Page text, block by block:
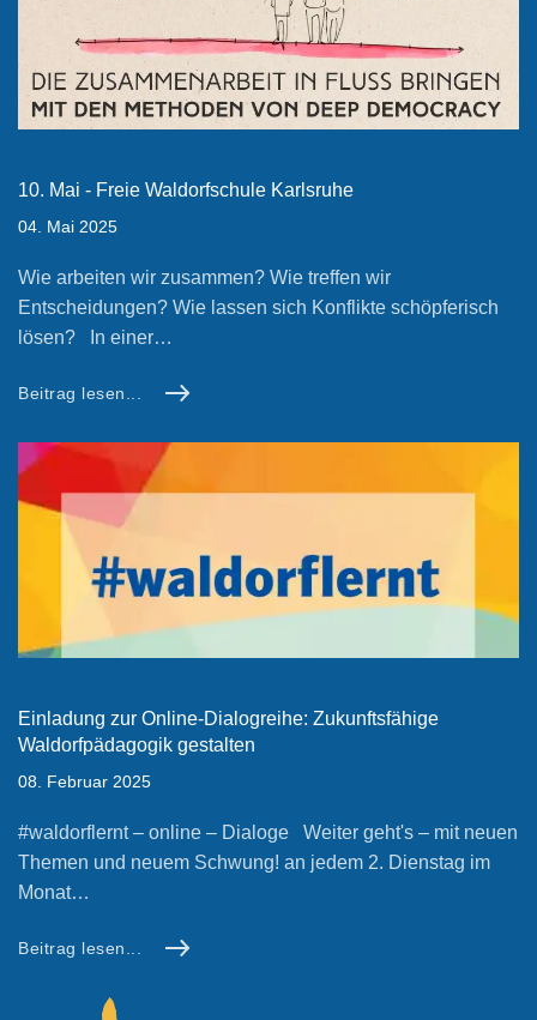
10. Mai - Freie Waldorfschule Karlsruhe
04. Mai 2025
Wie arbeiten wir zusammen? Wie treffen wir
Entscheidungen? Wie lassen sich Konflikte schöpferisch
lösen? In einer…
Beitrag lesen...
Einladung zur Online-Dialogreihe: Zukunftsfähige
Waldorfpädagogik gestalten
08. Februar 2025
#waldorflernt – online – Dialoge Weiter geht's – mit neuen
Themen und neuem Schwung! an jedem 2. Dienstag im
Monat…
Beitrag lesen...